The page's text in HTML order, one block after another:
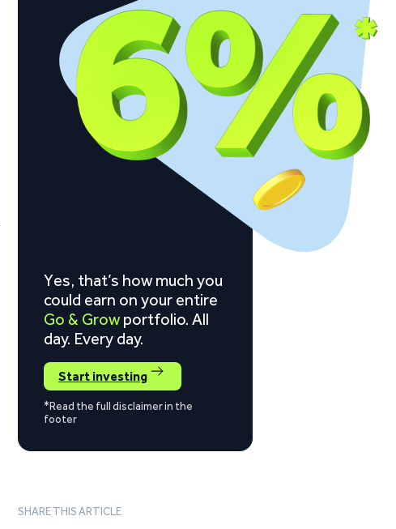
Yes, that’s how much you
could earn on your entire
Go & Grow portfolio. All
day. Every day.
Start investing
*Read the full disclaimer in the
footer
SHARE THIS ARTICLE